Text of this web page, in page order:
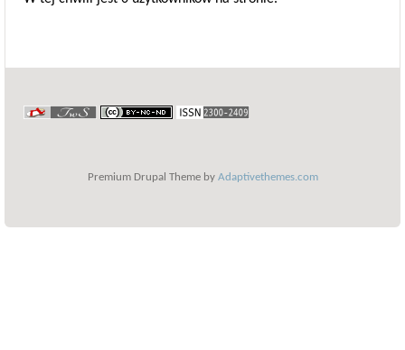
Premium Drupal Theme by Adaptivethemes.com